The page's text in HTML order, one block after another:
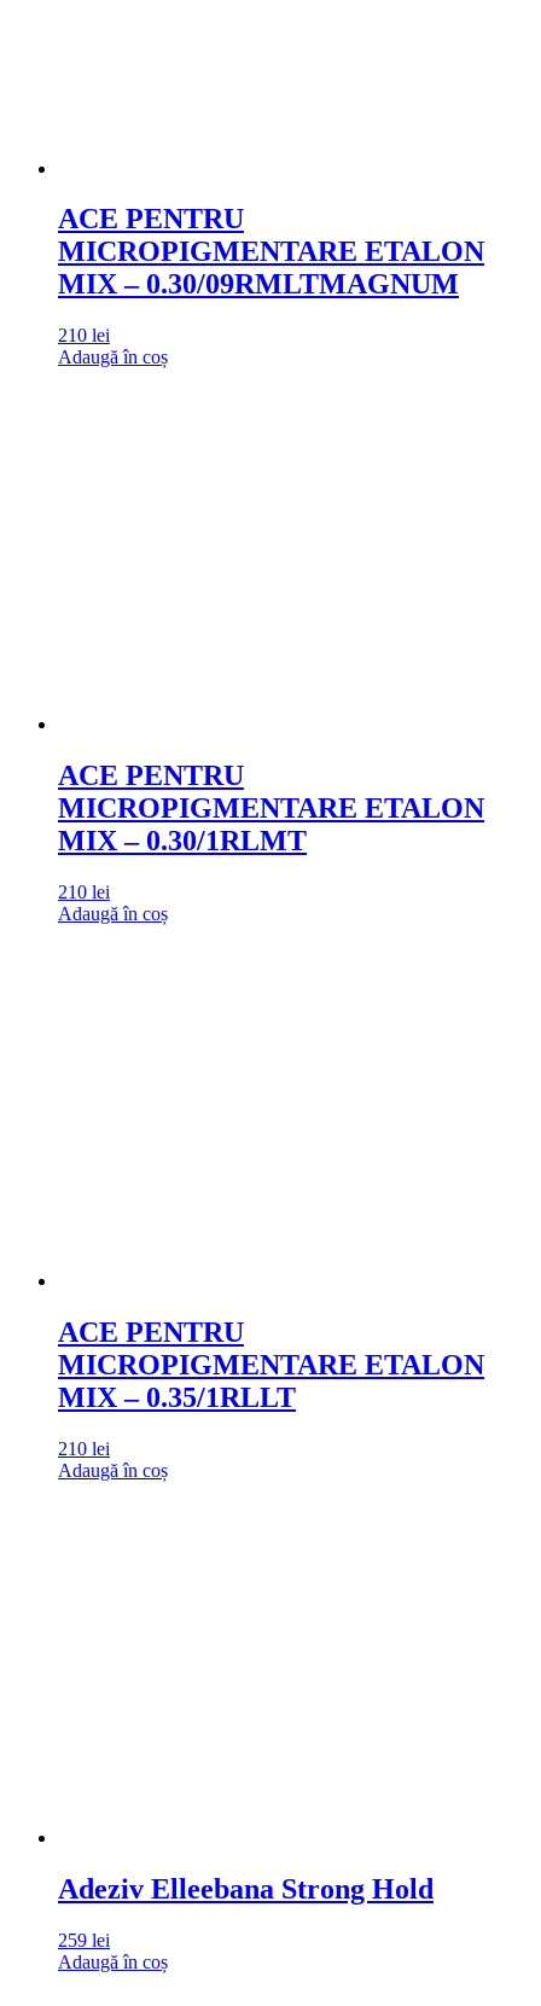
ACE PENTRU
MICROPIGMENTARE ETALON
MIX – 0.30/09RMLTMAGNUM
210 lei
Adaugă în coș
ACE PENTRU
MICROPIGMENTARE ETALON
MIX – 0.30/1RLMT
210 lei
Adaugă în coș
ACE PENTRU
MICROPIGMENTARE ETALON
MIX – 0.35/1RLLT
210 lei
Adaugă în coș
Adeziv Elleebana Strong Hold
259 lei
Adaugă în coș